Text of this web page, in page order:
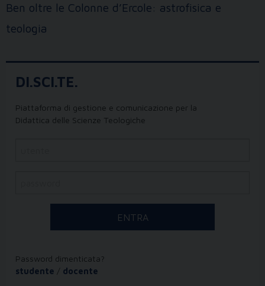
Ben oltre le Colonne d’Ercole: astrofisica e
teologia
DI.SCI.TE.
Piattaforma di gestione e comunicazione per la
Didattica delle Scienze Teologiche
Password dimenticata?
studente / docente